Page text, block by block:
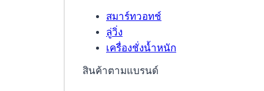
สมาร์ทวอทช์
ลู่วิ่ง
เครื่องชั่งน้ำหนัก
สินค้าตามแบรนด์